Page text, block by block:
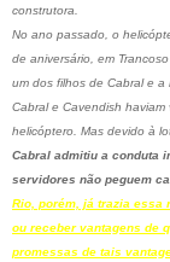
construtora.
No ano passado, o
de aniversário, em
um dos filhos de Cabral e a
Cabral e Cavendish
helicóptero. Mas devido à
Cabral admitiu a conduta
servidores não peguem
Rio, porém, já trazia essa
ou receber vantagens de
promessas de tais